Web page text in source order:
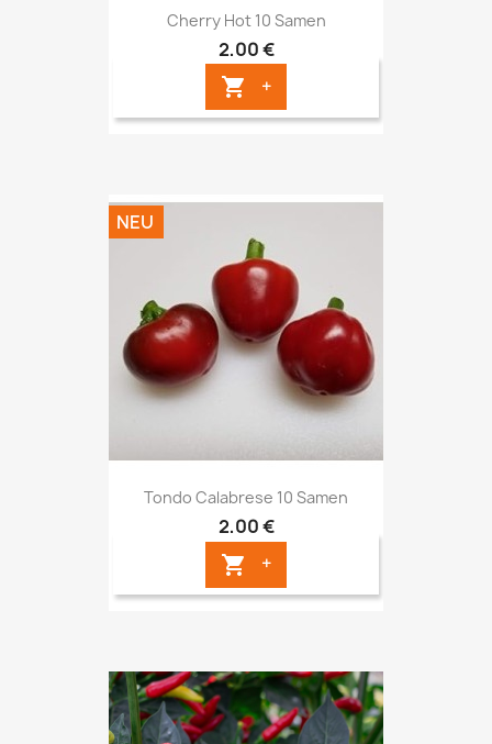
Cherry Hot 10 Samen
2,00 €
 +
Tondo Calabrese 10 Samen
2,00 €
 +
NEU